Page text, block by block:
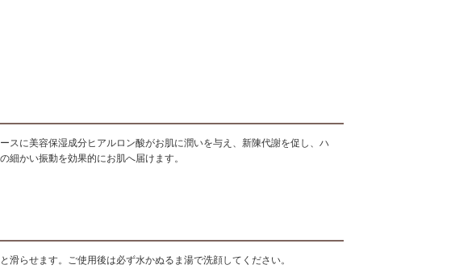
スに美容保湿成分ヒアルロン酸がお肌に潤いを与え、新陳代謝を促し、ハ
細かい振動を効果的にお肌へ届けます。
らせます。ご使用後は必ず水かぬるま湯で洗顔してください。